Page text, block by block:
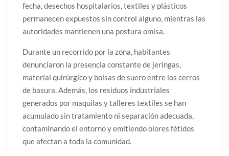
fecha, desechos hospitalarios, textiles y plásticos
permanecen expuestos sin control alguno, mientras las
autoridades mantienen una postura omisa.
Durante un recorrido por la zona, habitantes
denunciaron la presencia constante de jeringas,
material quirúrgico y bolsas de suero entre los cerros
de basura. Además, los residuos industriales
generados por maquilas y talleres textiles se han
acumulado sin tratamiento ni separación adecuada,
contaminando el entorno y emitiendo olores fétidos
que afectan a toda la comunidad.